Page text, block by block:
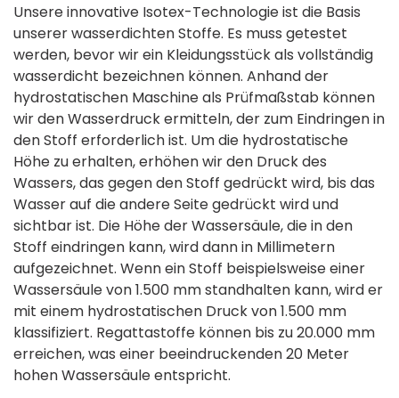
Unsere innovative Isotex-Technologie ist die Basis
unserer wasserdichten Stoffe. Es muss getestet
werden, bevor wir ein Kleidungsstück als vollständig
wasserdicht bezeichnen können. Anhand der
hydrostatischen Maschine als Prüfmaßstab können
wir den Wasserdruck ermitteln, der zum Eindringen in
den Stoff erforderlich ist. Um die hydrostatische
Höhe zu erhalten, erhöhen wir den Druck des
Wassers, das gegen den Stoff gedrückt wird, bis das
Wasser auf die andere Seite gedrückt wird und
sichtbar ist. Die Höhe der Wassersäule, die in den
Stoff eindringen kann, wird dann in Millimetern
aufgezeichnet. Wenn ein Stoff beispielsweise einer
Wassersäule von 1.500 mm standhalten kann, wird er
mit einem hydrostatischen Druck von 1.500 mm
klassifiziert. Regattastoffe können bis zu 20.000 mm
erreichen, was einer beeindruckenden 20 Meter
hohen Wassersäule entspricht.